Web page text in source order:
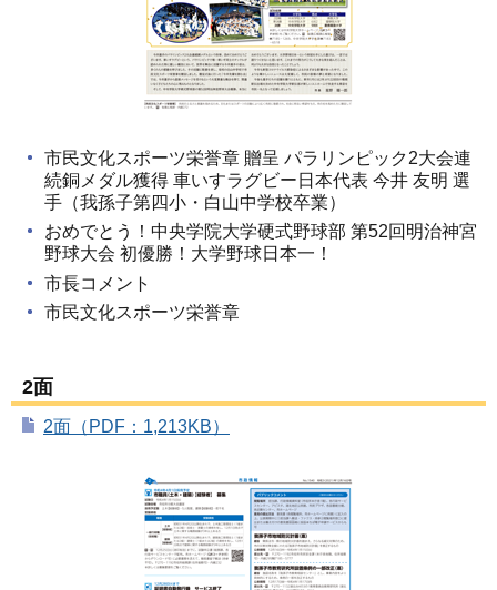
市民文化スポーツ栄誉章 贈呈 パラリンピック2大会連
続銅メダル獲得 車いすラグビー日本代表 今井 友明 選
手（我孫子第四小・白山中学校卒業）
おめでとう！中央学院大学硬式野球部 第52回明治神宮
野球大会 初優勝！大学野球日本一！
市長コメント
市民文化スポーツ栄誉章
2面
2面（PDF：1,213KB）